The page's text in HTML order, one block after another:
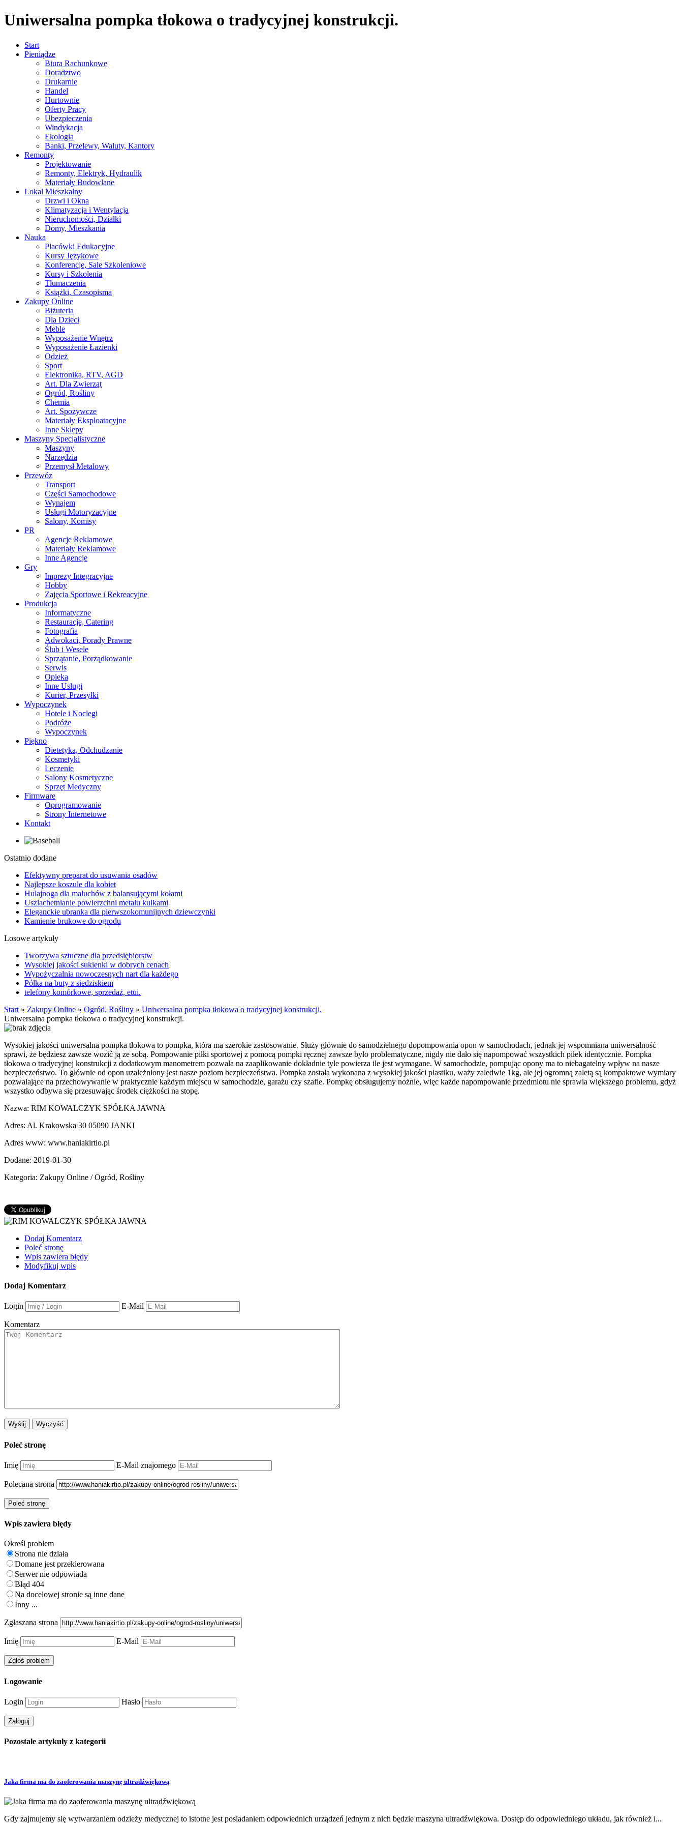
Uniwersalna pompka tłokowa o tradycyjnej konstrukcji.
Start
Pieniądze
Biura Rachunkowe
Doradztwo
Drukarnie
Handel
Hurtownie
Oferty Pracy
Ubezpieczenia
Windykacja
Ekologia
Banki, Przelewy, Waluty, Kantory
Remonty
Projektowanie
Remonty, Elektryk, Hydraulik
Materiały Budowlane
Lokal Mieszkalny
Drzwi i Okna
Klimatyzacja i Wentylacja
Nieruchomości, Działki
Domy, Mieszkania
Nauka
Placówki Edukacyjne
Kursy Językowe
Konferencje, Sale Szkoleniowe
Kursy i Szkolenia
Tłumaczenia
Książki, Czasopisma
Zakupy Online
Biżuteria
Dla Dzieci
Meble
Wyposażenie Wnętrz
Wyposażenie Łazienki
Odzież
Sport
Elektronika, RTV, AGD
Art. Dla Zwierząt
Ogród, Rośliny
Chemia
Art. Spożywcze
Materiały Eksploatacyjne
Inne Sklepy
Maszyny Specjalistyczne
Maszyny
Narzędzia
Przemysł Metalowy
Przewóz
Transport
Części Samochodowe
Wynajem
Usługi Motoryzacyjne
Salony, Komisy
PR
Agencje Reklamowe
Materiały Reklamowe
Inne Agencje
Gry
Imprezy Integracyjne
Hobby
Zajęcia Sportowe i Rekreacyjne
Produkcja
Informatyczne
Restauracje, Catering
Fotografia
Adwokaci, Porady Prawne
Ślub i Wesele
Sprzątanie, Porządkowanie
Serwis
Opieka
Inne Usługi
Kurier, Przesyłki
Wypoczynek
Hotele i Noclegi
Podróże
Wypoczynek
Piękno
Dietetyka, Odchudzanie
Kosmetyki
Leczenie
Salony Kosmetyczne
Sprzęt Medyczny
Firmware
Oprogramowanie
Strony Internetowe
Kontakt
Ostatnio dodane
Efektywny preparat do usuwania osadów
Najlepsze koszule dla kobiet
Hulajnoga dla maluchów z balansującymi kołami
Uszlachetnianie powierzchni metalu kulkami
Eleganckie ubranka dla pierwszokomunijnych dziewczynki
Kamienie brukowe do ogrodu
Losowe artykuły
Tworzywa sztuczne dla przedsiębiorstw
Wysokiej jakości sukienki w dobrych cenach
Wypożyczalnia nowoczesnych nart dla każdego
Półka na buty z siedziskiem
telefony komórkowe, sprzedaż, etui.
Start » Zakupy Online » Ogród, Rośliny » Uniwersalna pompka tłokowa o tradycyjnej konstrukcji.
Uniwersalna pompka tłokowa o tradycyjnej konstrukcji.
Wysokiej jakości uniwersalna pompka tłokowa to pompka, która ma szerokie zastosowanie. Służy głównie do samodzielnego dopompowania opon w samochodach, jednak jej wspomniana uniwersalność
sprawi, że będziesz zawsze wozić ją ze sobą. Pompowanie piłki sportowej z pomocą pompki ręcznej zawsze było problematyczne, nigdy nie dało się napompować wszystkich piłek identycznie. Pompka
tłokowa o tradycyjnej konstrukcji z dodatkowym manometrem pozwala na zaaplikowanie dokładnie tyle powierza ile jest wymagane. W samochodzie, pompując opony ma to niebagatelny wpływ na nasze
bezpieczeństwo. To głównie od opon uzależniony jest nasze poziom bezpieczeństwa. Pompka została wykonana z wysokiej jakości plastiku, waży zaledwie 1kg, ale jej ogromną zaletą są kompaktowe wymiary
pozwalające na przechowywanie w praktycznie każdym miejscu w samochodzie, garażu czy szafie. Pompkę obsługujemy nożnie, więc każde napompowanie przedmiotu nie sprawia większego problemu, gdyż
wszystko odbywa się przesuwając środek ciężkości na stopę.
Nazwa: RIM KOWALCZYK SPÓŁKA JAWNA
Adres: Al. Krakowska 30 05090 JANKI
Adres www: www.haniakirtio.pl
Dodane: 2019-01-30
Kategoria: Zakupy Online / Ogród, Rośliny
Dodaj Komentarz
Poleć stronę
Wpis zawiera błędy
Modyfikuj wpis
Dodaj Komentarz
Login E-Mail
Komentarz
Poleć stronę
Imię E-Mail znajomego
Polecana strona
Wpis zawiera błędy
Określ problem
Strona nie działa
Domane jest przekierowana
Serwer nie odpowiada
Błąd 404
Na docelowej stronie są inne dane
Inny ...
Zgłaszana strona
Imię E-Mail
Logowanie
Login Hasło
Pozostałe artykuły z kategorii
Jaka firma ma do zaoferowania maszynę ultradźwiękową
Gdy zajmujemy się wytwarzaniem odzieży medycznej to istotne jest posiadaniem odpowiednich urządzeń jednym z nich będzie maszyna ultradźwiękowa. Dostęp do odpowiedniego układu, jak również i...